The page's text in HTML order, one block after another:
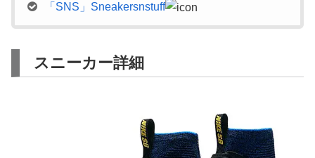
「SNS」Sneakersnstuff
スニーカー詳細